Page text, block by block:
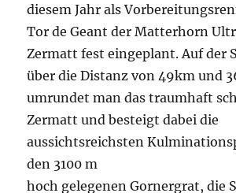
diesem Jahr als
Tor de Geant der Matterhorn
Zermatt fest eingeplant. Auf der
über die Distanz von 49km und
umrundet man das traumhaft
Zermatt und besteigt dabei die
aussichtsreichsten
den 3100 m
hoch gelegenen Gornergrat, die